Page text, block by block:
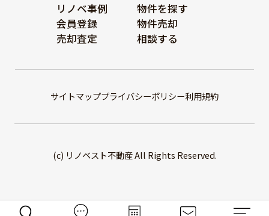
リノベ事例
物件を探す
会員登録
物件売却
売却査定
相談する
サイトマッププライバシーポリシー利用規約
(c) リノベスト不動産 All Rights Reserved.